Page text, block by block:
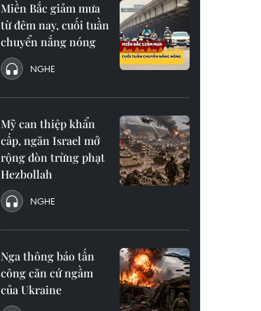
Miền Bắc giảm mưa
từ đêm nay, cuối tuần
chuyển nắng nóng
NGHE
Mỹ can thiệp khẩn
cấp, ngăn Israel mở
rộng đòn trừng phạt
Hezbollah
NGHE
Nga thông báo tấn
công căn cứ ngầm
của Ukraine